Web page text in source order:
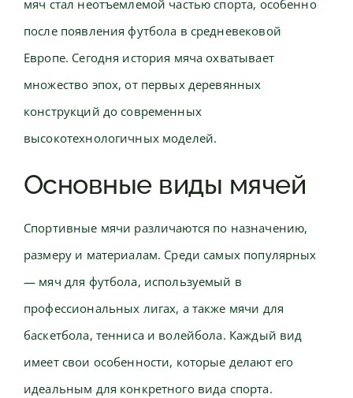
мяч стал неотъемлемой частью спорта, особенно
после появления футбола в средневековой
Европе. Сегодня история мяча охватывает
множество эпох, от первых деревянных
конструкций до современных
высокотехнологичных моделей.
Основные виды мячей
Спортивные мячи различаются по назначению,
размеру и материалам. Среди самых популярных
— мяч для футбола, используемый в
профессиональных лигах, а также мячи для
баскетбола, тенниса и волейбола. Каждый вид
имеет свои особенности, которые делают его
идеальным для конкретного вида спорта.